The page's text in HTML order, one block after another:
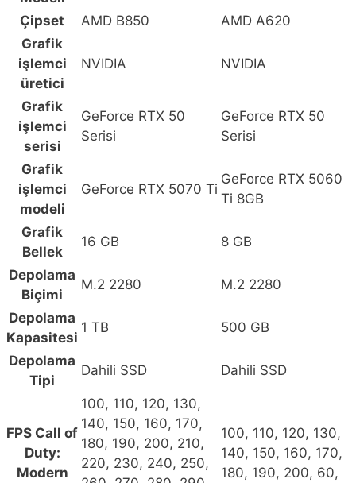
7600
TRAY
ASUS
PRIME
GeForce
5060
OC
8GB
16GB
RAM
500GB
M.2
SSD
için
karşılaştırma
tablosu
Çipset AMD B850
AMD A620
Grafik
işlemci
üretici
NVIDIA NVIDIA
Grafik
işlemci
serisi
GeForce RTX 50
Serisi
GeForce RTX 50
Serisi
Grafik
işlemci
modeli
GeForce RTX 5070 Ti
GeForce RTX 5060
Ti 8GB
Grafik
Bellek
16 GB 8 GB
Depolama
Biçimi
M.2 2280 M.2 2280
Depolama
Kapasitesi
1 TB 500 GB
Depolama
Tipi
Dahili SSD Dahili SSD
FPS Call of
Duty:
Modern
100, 110, 120, 130,
140, 150, 160, 170,
180, 190, 200, 210,
220, 230, 240, 250,
100, 110, 120, 130,
140, 150, 160, 170,
180, 190, 200, 60,